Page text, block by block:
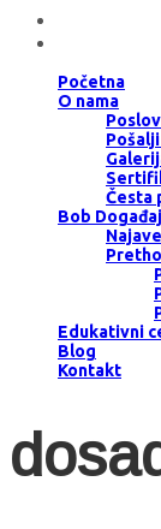
Početna
O nama
Pošalji
Česta
Bob
Edukativni
Blog
Kontakt